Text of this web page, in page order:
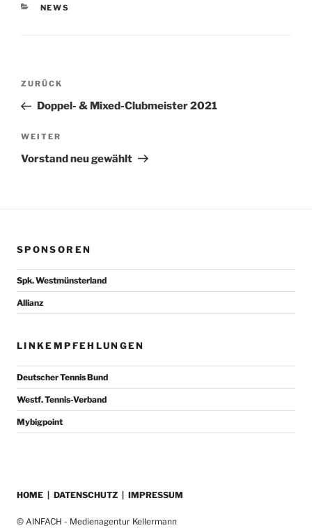
KATEGORIEN
NEWS
Beitragsnavigation
Vorheriger
Beitrag
ZURÜCK
Doppel- & Mixed-Clubmeister 2021
Nächster
Beitrag
WEITER
Vorstand neu gewählt
SPONSOREN
Spk. Westmünsterland
Allianz
LINKEMPFEHLUNGEN
Deutscher Tennis Bund
Westf. Tennis-Verband
Mybigpoint
HOME | DATENSCHUTZ | IMPRESSUM
© AINFACH - Medienagentur Kellermann